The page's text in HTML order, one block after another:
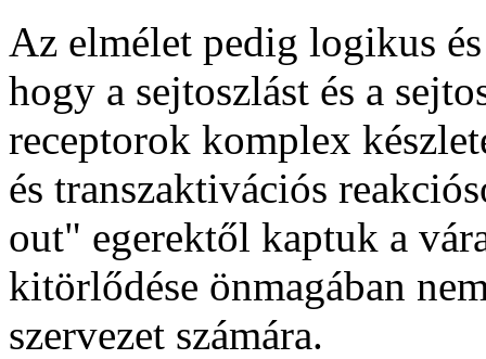
Az elmélet pedig logikus
hogy a sejtoszlást és a
receptorok komplex
és transzaktivációs
out" egerektől kaptuk a
kitörlődése önmagában
szervezet számára.